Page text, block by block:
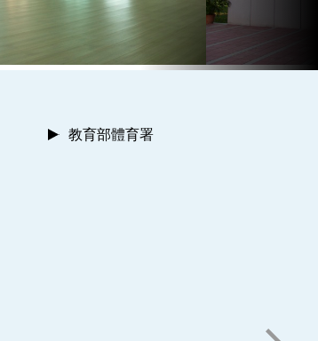
教育部體育署